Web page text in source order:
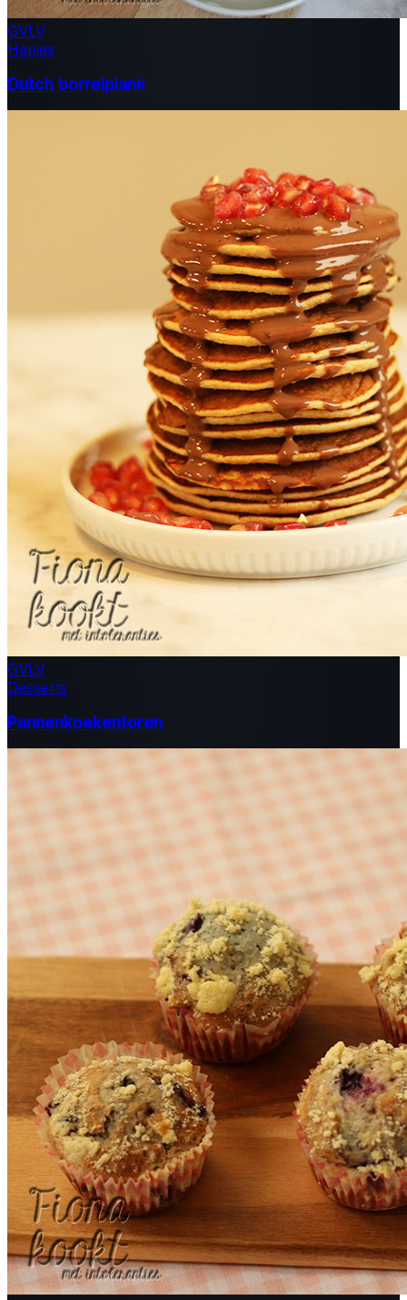
GVLV
Hapjes
Dutch borrelplank
GVLV
Desserts
Pannenkoekentoren